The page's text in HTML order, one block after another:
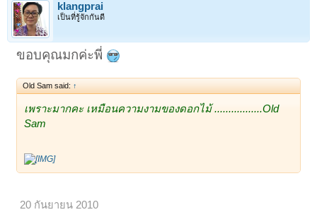
klangprai
เป็นที่รู้จักกันดี
ขอบคุณมกค่ะพี่
Old Sam said: ↑
เพราะมากคะ เหมือนความงามของดอกไม้ .................Old
Sam
20 กันยายน 2010